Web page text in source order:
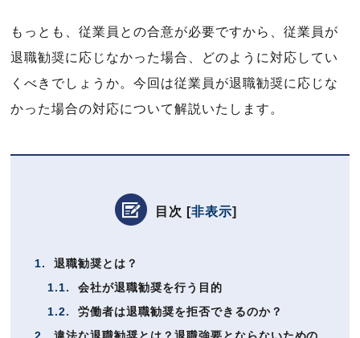
もっとも、従業員との合意が必要ですから、従業員が
退職勧奨に応じなかった場合、どのように対応してい
くべきでしょうか。今回は従業員が退職勧奨に応じな
かった場合の対応について解説いたします。
目次 [非表示]
1.
退職勧奨とは？
1.1.
会社が退職勧奨を行う目的
1.2.
労働者は退職勧奨を拒否できるのか？